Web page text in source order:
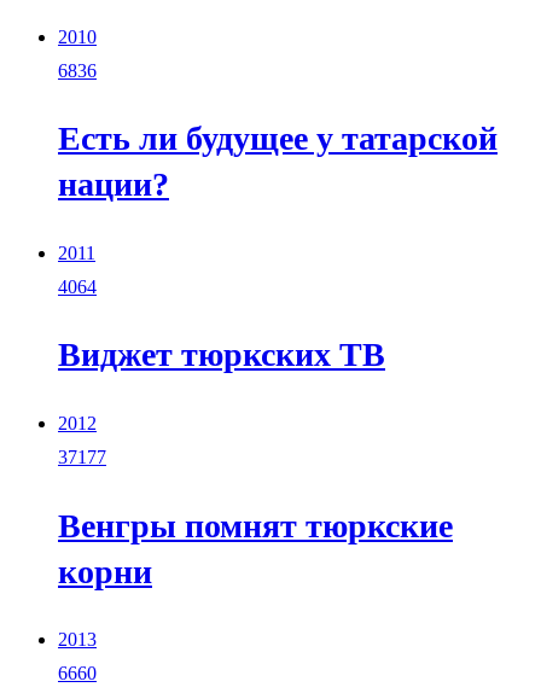
2010
6836
Есть ли будущее у татарской
нации?
2011
4064
Виджет тюркских ТВ
2012
37177
Венгры помнят тюркские
корни
2013
6660